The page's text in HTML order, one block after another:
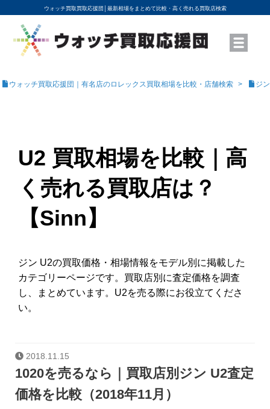
ウォッチ買取買取応援団│ 最新相場をまとめて比較・高く売れる買取店検索
YouTubeで動画を公開中
ROLEXモデル名から買取相場を調べる
高級時計ブランド名から買取相場を調べる
地域から買取店を探す
店舗名から買取店を探す
ブランド時計を高く売る方法
買取査定を依頼する
ウォッチ買取応援団｜有名店のロレックス買取相場を比較・店舗検索 ジ
U2 買取相場を比較｜高
く売れる買取店は？
【Sinn】
ジン U2の買取価格・相場情報をモデル別に掲載した
カテゴリーページです。買取店別に査定価格を調査
し、まとめています。U2を売る際にお役立てくださ
い。
2018.11.15
1020を売るなら｜買取店別ジン U2査定
価格を比較（2018年11月）